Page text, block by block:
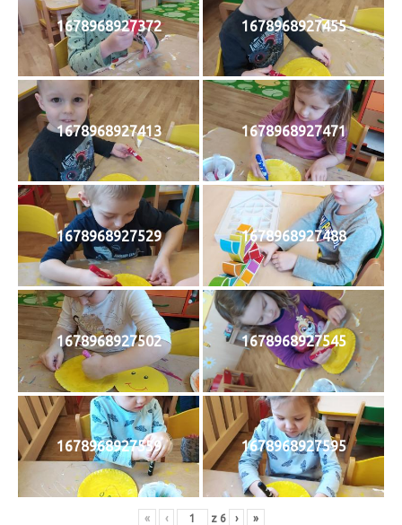
1678968927372 1678968927455
1678968927413 1678968927471
1678968927529 1678968927488
1678968927502 1678968927545
1678968927559 1678968927595
« ‹ z 6 › »